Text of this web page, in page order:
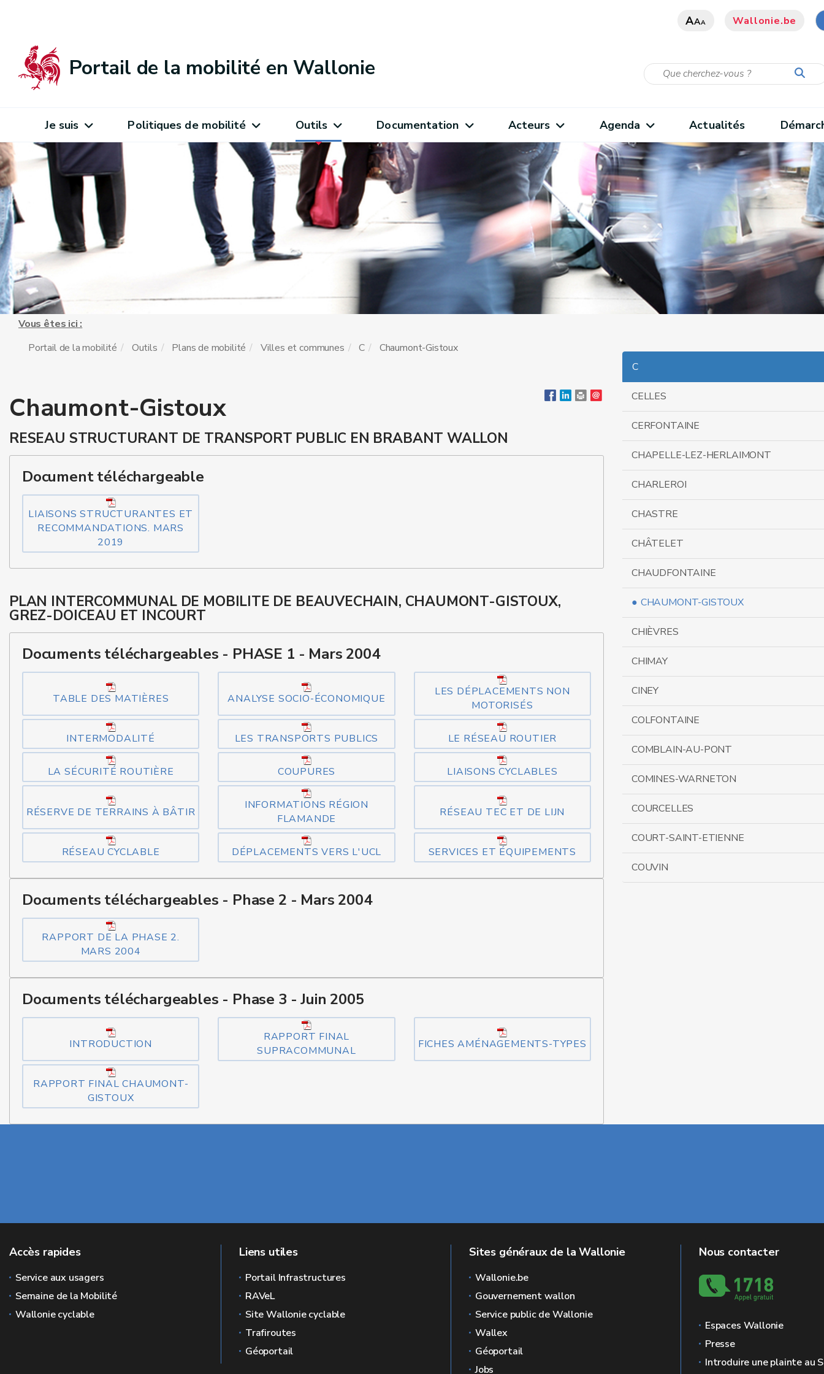
AAA Wallonie.be
Portail de la mobilité en Wallonie
Je suis Politiques de mobilité Outils Documentation Acteurs Agenda Actualités
Vous êtes ici :
Portail de la mobilité
Outils Plans de mobilité Villes et communes C Chaumont-Gistoux
Chaumont-Gistoux
RESEAU STRUCTURANT DE TRANSPORT PUBLIC EN BRABANT WALLON
Document téléchargeable
LIAISONS STRUCTURANTES ET
RECOMMANDATIONS. MARS
2019
PLAN INTERCOMMUNAL DE MOBILITE DE BEAUVECHAIN, CHAUMONT-GISTOUX,
GREZ-DOICEAU ET INCOURT
Documents téléchargeables - PHASE 1 - Mars 2004
TABLE DES MATIÈRES ANALYSE SOCIO-ÉCONOMIQUE
LES DÉPLACEMENTS NON
MOTORISÉS
INTERMODALITÉ LES TRANSPORTS PUBLICS LE RÉSEAU ROUTIER
LA SÉCURITÉ ROUTIÈRE COUPURES LIAISONS CYCLABLES
RÉSERVE DE TERRAINS À BÂTIR
INFORMATIONS RÉGION
FLAMANDE
RÉSEAU TEC ET DE LIJN
RÉSEAU CYCLABLE DÉPLACEMENTS VERS L'UCL SERVICES ET ÉQUIPEMENTS
Documents téléchargeables - Phase 2 - Mars 2004
RAPPORT DE LA PHASE 2.
MARS 2004
Documents téléchargeables - Phase 3 - Juin 2005
INTRODUCTION
RAPPORT FINAL
SUPRACOMMUNAL
FICHES AMÉNAGEMENTS-TYPES
RAPPORT FINAL CHAUMONT-
GISTOUX
C
CELLES
CERFONTAINE
CHAPELLE-LEZ-HERLAIMONT
CHARLEROI
CHASTRE
CHÂTELET
CHAUDFONTAINE
CHAUMONT-GISTOUX
CHIÈVRES
CHIMAY
CINEY
COLFONTAINE
COMBLAIN-AU-PONT
COMINES-WARNETON
COURCELLES
COURT-SAINT-ETIENNE
COUVIN
Accès rapides
Service aux usagers
Semaine de la Mobilité
Wallonie cyclable
Liens utiles
Portail Infrastructures
RAVeL
Site Wallonie cyclable
Trafiroutes
Géoportail
Sites généraux de la Wallonie
Wallonie.be
Gouvernement wallon
Service public de Wallonie
Wallex
Géoportail
Jobs
Nous contacter
Espaces Wallonie
Presse
Introduire une plainte au